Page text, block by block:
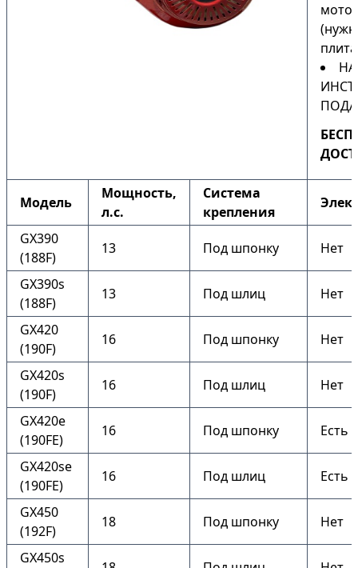
Модель
Мощность,
л.с.
Система
крепления
GX390
(188F)
13 Под шпонку Нет
GX390s
(188F)
13 Под шлиц Нет
GX420
(190F)
16 Под шпонку Нет
GX420s
(190F)
16 Под шлиц Нет
GX420e
(190FE)
16 Под шпонку Есть
GX420se
(190FE)
16 Под шлиц Есть
GX450
(192F)
18 Под шпонку Нет
GX450s